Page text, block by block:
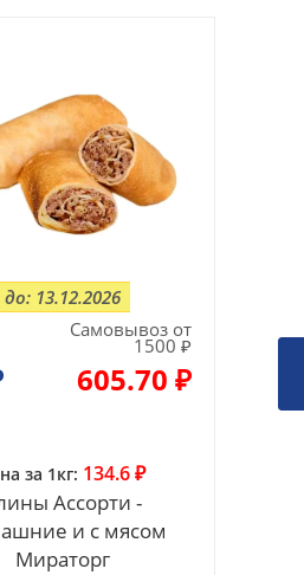
Самовывоз от
1500 ₽
605.70 ₽
за 1кг: 134.6 ₽
Ассорти -
и с мясом
Мираторг
до: 13.12.2026